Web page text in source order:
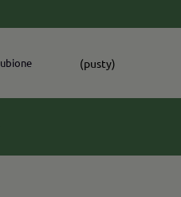
(pusty)